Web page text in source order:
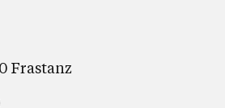
Frastanz